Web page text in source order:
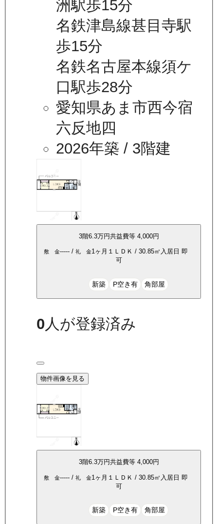
洲駅歩15分
名鉄津島線甚目寺駅
歩15分
名鉄名古屋本線須ケ
口駅歩28分
愛知県あま市西今宿
六反地四
2026年築 / 3階建
3階6.3万円共益費等 4,000円
敷 金-----/ 礼 金1ヶ月 １ＬＤＫ / 30.85㎡ 入居日 即
可
新築 P空き有 角部屋
0人が登録済み
物件画像を見る
3階6.3万円共益費等 4,000円
敷 金-----/ 礼 金1ヶ月 １ＬＤＫ / 30.85㎡ 入居日 即
可
新築 P空き有 角部屋